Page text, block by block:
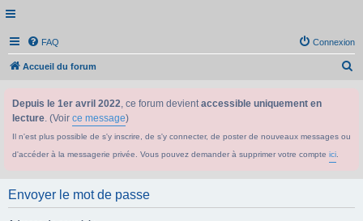
FAQ Connexion
Accueil du forum
Depuis le 1er avril 2022, ce forum devientaccessible uniquement en
lecture. (Voir ce message)
Il n'est plus possible de s'y inscrire, de s'y connecter, de poster de nouveaux messages ou
d'accéder à la messagerie privée. Vous pouvez demander à supprimer votre compte ici
Envoyer le mot de passe